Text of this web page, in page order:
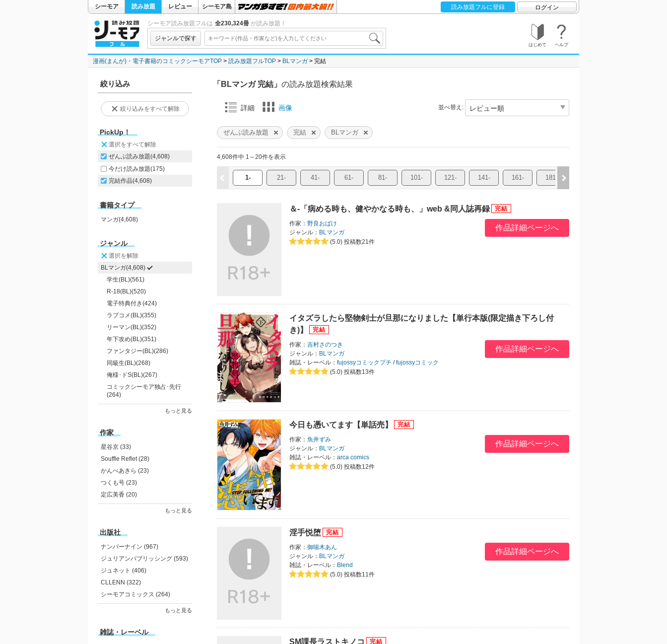
シーモア 読み放題 レビュー シーモア島 読み放題フルに登録 ログイン
シーモア読み放題フルは 全230,324冊 が読み放題！
ジャンルで探す
はじめて ヘルプ
漫画(まんが)・電子書籍のコミックシーモアTOP 読み放題フルTOP BLマンガ 完結
絞り込み
絞り込みをすべて解除
PickUp！
選択をすべて解除
ぜんぶ読み放題(4,608)
今だけ読み放題(175)
完結作品(4,608)
書籍タイプ
マンガ(4,608)
ジャンル
選択を解除
BLマンガ(4,608)
学生(BL)(561)
R-18(BL)(520)
電子特典付き(424)
ラブコメ(BL)(355)
リーマン(BL)(352)
年下攻め(BL)(351)
ファンタジー(BL)(286)
同級生(BL)(268)
俺様･ドS(BL)(267)
コミックシーモア独占･先行
(264)
もっと見る
作家
星谷京 (33)
Souffle Reflet (28)
かんべあきら (23)
つくも号 (23)
定広美香 (20)
もっと見る
出版社
ナンバーナイン (967)
ジュリアンパブリッシング (593)
ジュネット (406)
CLLENN (322)
シーモアコミックス (264)
もっと見る
雑誌・レーベル
「BLマンガ 完結」 の読み放題検索結果
詳細 画像 並べ替え:
ぜんぶ読み放題 完結 BLマンガ
4,608件中 1～20件を表示
1- 21- 41- 61- 81- 101- 121- 141- 161- 181-
＆-「病める時も、健やかなる時も、」web &同人誌再録
作家： 野良おばけ
ジャンル： BLマンガ
(5.0) 投稿数21件
作品詳細ページへ
イタズラしたら堅物剣士が旦那になりました【単行本版(限定描き下ろし付
き)】
作家： 吉村さのつき
ジャンル： BLマンガ
雑誌・レーベル： fujossyコミックプチ /fujossyコミック
(5.0) 投稿数13件
作品詳細ページへ
今日も憑いてます【単話売】
作家： 魚井ずみ
ジャンル： BLマンガ
雑誌・レーベル： arca comics
(5.0) 投稿数12件
作品詳細ページへ
淫手悦堕
作家： 御喘木あん
ジャンル： BLマンガ
雑誌・レーベル： Blend
(5.0) 投稿数11件
作品詳細ページへ
SM課長ラストキノコ